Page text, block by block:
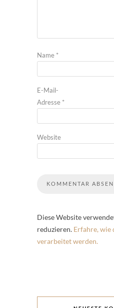
Name *
E-Mail-
Adresse *
Website
Diese Website
reduzieren. Erfahre, wie
verarbeitet werden.